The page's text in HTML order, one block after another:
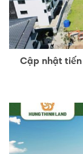
Cập nhật tiến